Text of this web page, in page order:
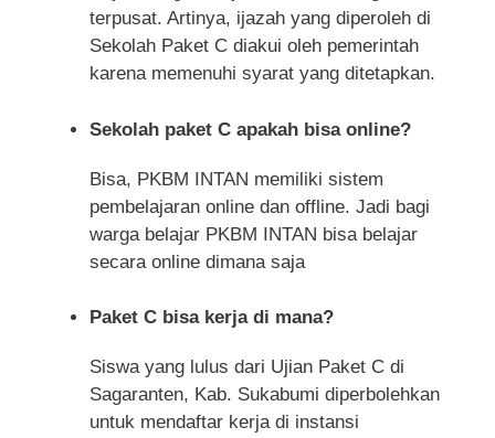
terpusat. Artinya, ijazah yang diperoleh di
Sekolah Paket C diakui oleh pemerintah
karena memenuhi syarat yang ditetapkan.
Sekolah paket C apakah bisa online?
Bisa, PKBM INTAN memiliki sistem
pembelajaran online dan offline. Jadi bagi
warga belajar PKBM INTAN bisa belajar
secara online dimana saja
Paket C bisa kerja di mana?
Siswa yang lulus dari Ujian Paket C di
Sagaranten, Kab. Sukabumi diperbolehkan
untuk mendaftar kerja di instansi